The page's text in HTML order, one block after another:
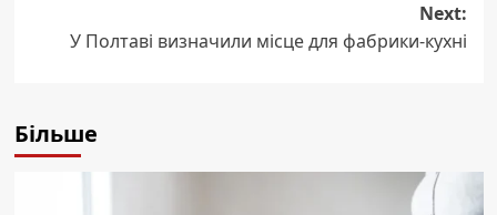
Next:
У Полтаві визначили місце для фабрики-кухні
Більше